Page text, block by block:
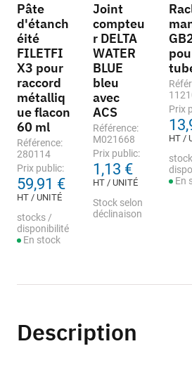
Pâte
d'étanch
éité
FILETFI
X3 pour
raccord
métalliq
ue flacon
60 ml
Référence:
280114
Prix public:
59,91 €
HT / UNITÉ
stocks /
disponibilité
En stock
Joint
compteu
r DELTA
WATER
BLUE
bleu
avec
ACS
Référence:
M021668
Prix public:
1,13 €
HT / UNITÉ
Stock selon
déclinaison
Prix
HT /
En
Description